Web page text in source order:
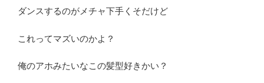
ダンスするのがメチャ下手くそだけど
これってマズいのかよ？
俺のアホみたいなこの髪型好きかい？